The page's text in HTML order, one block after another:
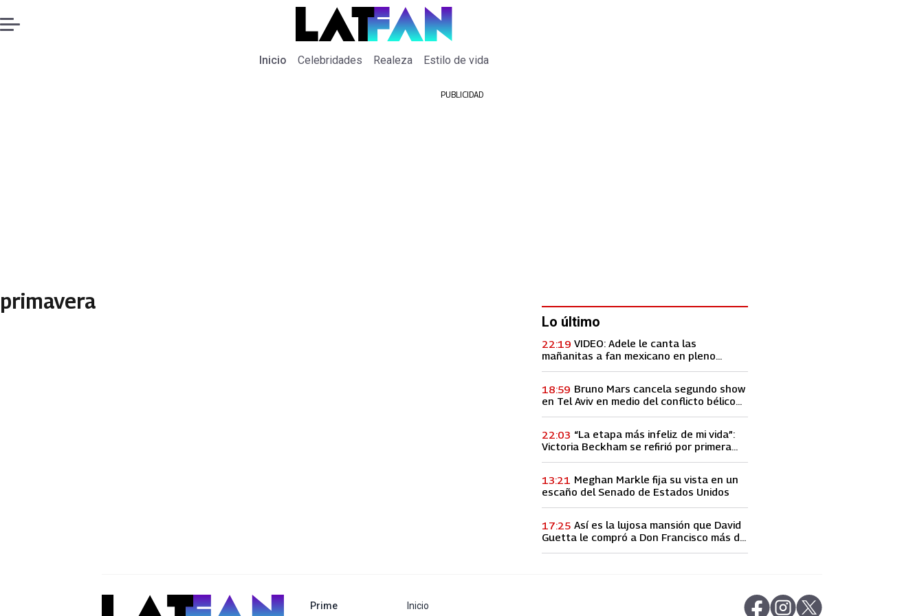
Inicio Celebridades Realeza Estilo de vida
PUBLICIDAD
primavera
Lo último
VIDEO: Adele le canta las
mañanitas a fan mexicano en pleno
22:19
Bruno Mars cancela segundo show
en Tel Aviv en medio del conflicto bélico
18:59
“La etapa más infeliz de mi vida”:
Victoria Beckham se refirió por primera
22:03
Meghan Markle fija su vista en un
escaño del Senado de Estados Unidos
13:21
Así es la lujosa mansión que David
Guetta le compró a Don Francisco más de
17:25
abre en nueva pestaña
abre en nueva pestaña
Primeabre en nueva pestaña
Inicio